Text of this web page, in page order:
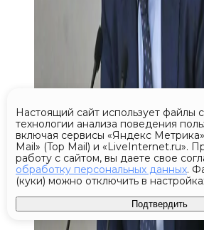
Настоящий сайт использует файлы
технологии анализа поведения
включая сервисы «Яндекс
Mail» (Top Mail) и «LiveInternet.ru».
работу с сайтом, вы даете свое
обработку персональных данных.
(куки) можно отключить в
Подтвердить